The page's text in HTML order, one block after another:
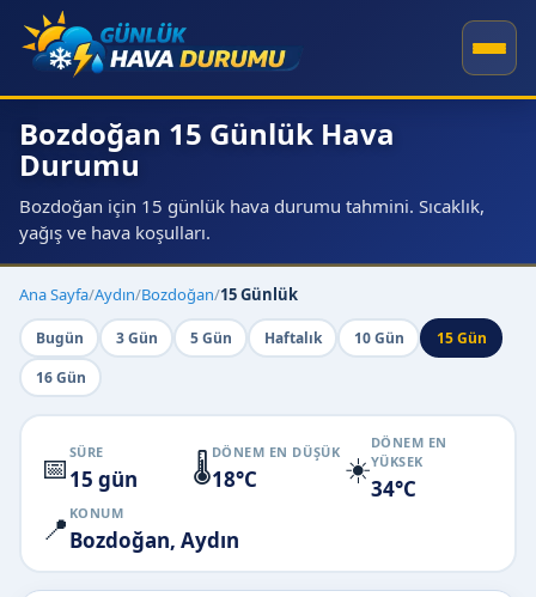
Bozdoğan 15 Günlük Hava
Durumu
Bozdoğan için 15 günlük hava durumu tahmini. Sıcaklık,
yağış ve hava koşulları.
Ana Sayfa/Aydın/Bozdoğan/15 Günlük
Bugün 3 Gün 5 Gün Haftalık 10 Gün
15 Gün
16 Gün
📅 SÜRE
15 gün 🌡️DÖNEM EN DÜŞÜK
18°C ☀️
DÖNEM EN
YÜKSEK
34°C
📍 KONUM
Bozdoğan, Aydın